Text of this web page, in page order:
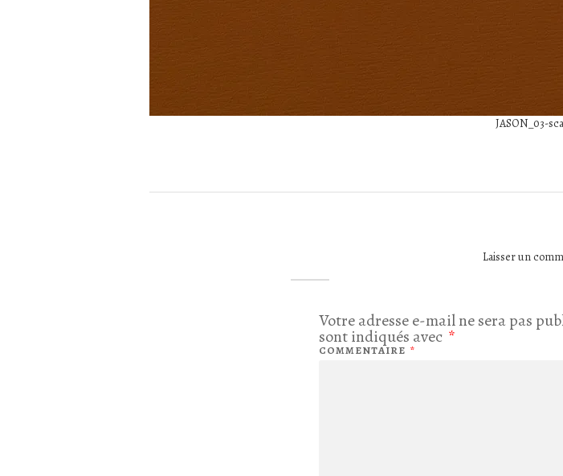
JASON_03-
Laisser un
Votre adresse e-mail ne sera pas
sont indiqués avec *
COMMENTAIRE *